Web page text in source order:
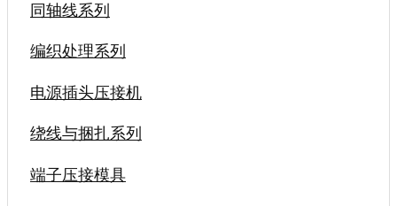
同轴线系列
编织处理系列
电源插头压接机
绕线与捆扎系列
端子压接模具